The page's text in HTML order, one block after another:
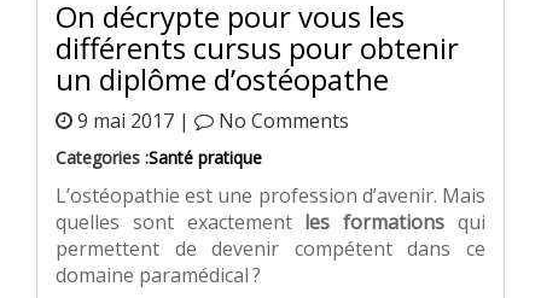
On décrypte pour vous les
différents cursus pour obtenir
un diplôme d’ostéopathe
9 mai 2017 | No Comments
Categories :Santé pratique
L’ostéopathie est une profession d’avenir. Mais
quelles sont exactement les formations qui
permettent de devenir compétent dans ce
domaine paramédical ?